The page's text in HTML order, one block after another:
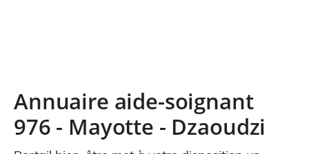
Annuaire aide-soignant
976 - Mayotte - Dzaoudzi